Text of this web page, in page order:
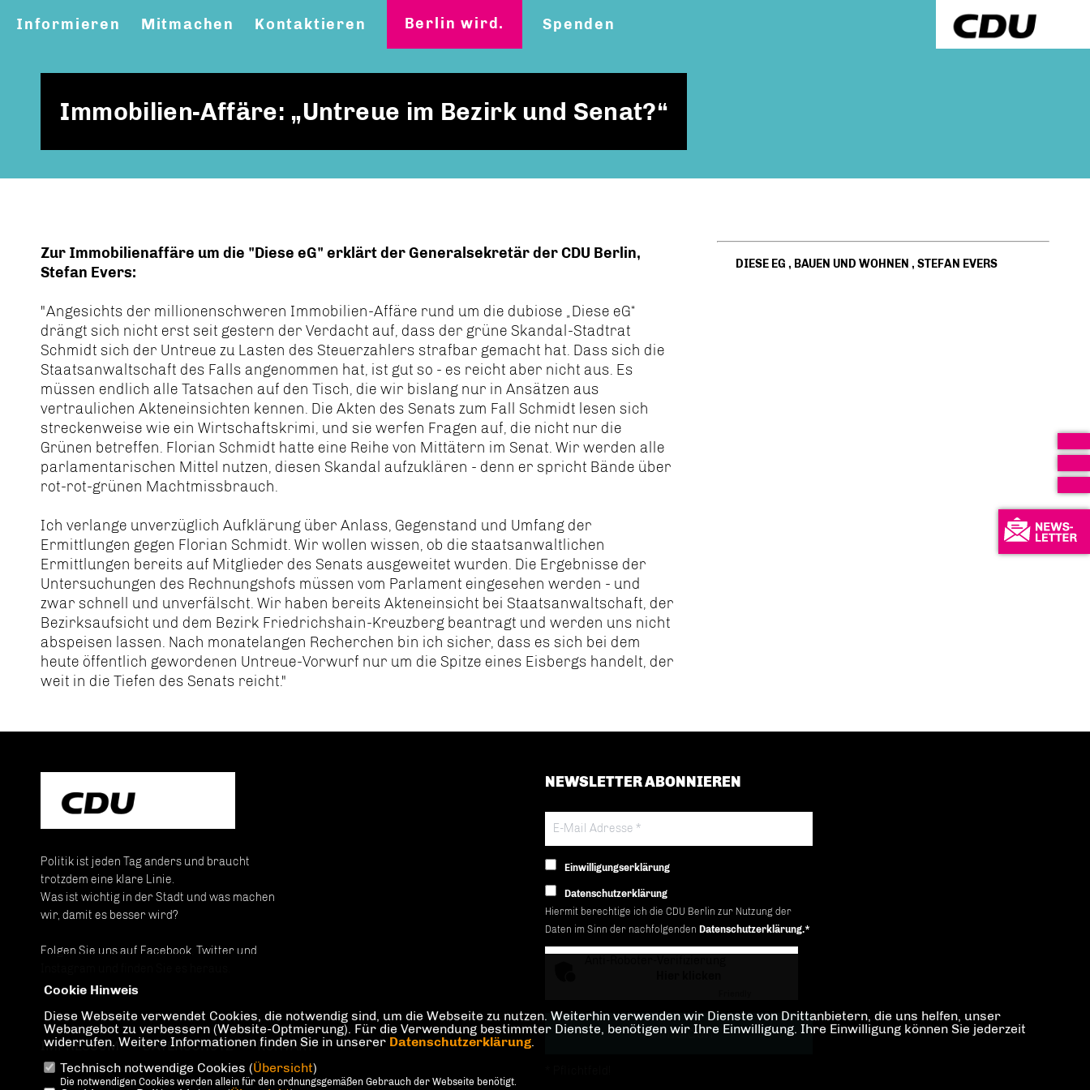
Informieren Mitmachen Kontaktieren Berlin wird. Spenden
Immobilien-Affäre: „Untreue im Bezirk und Senat?“
Zur Immobilienaffäre um die "Diese eG" erklärt der Generalsekretär der CDU Berlin,
Stefan Evers:
"Angesichts der millionenschweren Immobilien-Affäre rund um die dubiose „Diese eG“
drängt sich nicht erst seit gestern der Verdacht auf, dass der grüne Skandal-Stadtrat
Schmidt sich der Untreue zu Lasten des Steuerzahlers strafbar gemacht hat. Dass sich die
Staatsanwaltschaft des Falls angenommen hat, ist gut so - es reicht aber nicht aus. Es
müssen endlich alle Tatsachen auf den Tisch, die wir bislang nur in Ansätzen aus
vertraulichen Akteneinsichten kennen. Die Akten des Senats zum Fall Schmidt lesen sich
streckenweise wie ein Wirtschaftskrimi, und sie werfen Fragen auf, die nicht nur die
Grünen betreffen. Florian Schmidt hatte eine Reihe von Mittätern im Senat. Wir werden alle
parlamentarischen Mittel nutzen, diesen Skandal aufzuklären - denn er spricht Bände über
rot-rot-grünen Machtmissbrauch.
Ich verlange unverzüglich Aufklärung über Anlass, Gegenstand und Umfang der
Ermittlungen gegen Florian Schmidt. Wir wollen wissen, ob die staatsanwaltlichen
Ermittlungen bereits auf Mitglieder des Senats ausgeweitet wurden. Die Ergebnisse der
Untersuchungen des Rechnungshofs müssen vom Parlament eingesehen werden - und
zwar schnell und unverfälscht. Wir haben bereits Akteneinsicht bei Staatsanwaltschaft, der
Bezirksaufsicht und dem Bezirk Friedrichshain-Kreuzberg beantragt und werden uns nicht
abspeisen lassen. Nach monatelangen Recherchen bin ich sicher, dass es sich bei dem
heute öffentlich gewordenen Untreue-Vorwurf nur um die Spitze eines Eisbergs handelt, der
weit in die Tiefen des Senats reicht."
DIESE EG , BAUEN UND WOHNEN ,STEFAN EVERS
Politik ist jeden Tag anders und braucht
trotzdem eine klare Linie.
Was ist wichtig in der Stadt und was machen
wir, damit es besser wird?
Folgen Sie uns auf Facebook, Twitter und
IMPRESSUM DATENSCHUTZ KONTAKT
NEWSLETTER ABONNIEREN
Einwilligungserklärung
Datenschutzerklärung
Hiermit berechtige ich die CDU Berlin zur Nutzung der
Daten im Sinn der nachfolgenden Datenschutzerklärung.*
Cookie Hinweis
Diese Webseite verwendet Cookies, die notwendig sind, um die Webseite zu nutzen. Weiterhin verwenden wir Dienste von Drittanbietern, die uns helfen, unser
Webangebot zu verbessern (Website-Optmierung). Für die Verwendung bestimmter Dienste, benötigen wir Ihre Einwilligung. Ihre Einwilligung können Sie jederzeit
widerrufen. Weitere Informationen finden Sie in unserer Datenschutzerklärung.
Technisch notwendige Cookies (Übersicht)
Die notwendigen Cookies werden allein für den ordnungsgemäßen Gebrauch der Webseite benötigt.